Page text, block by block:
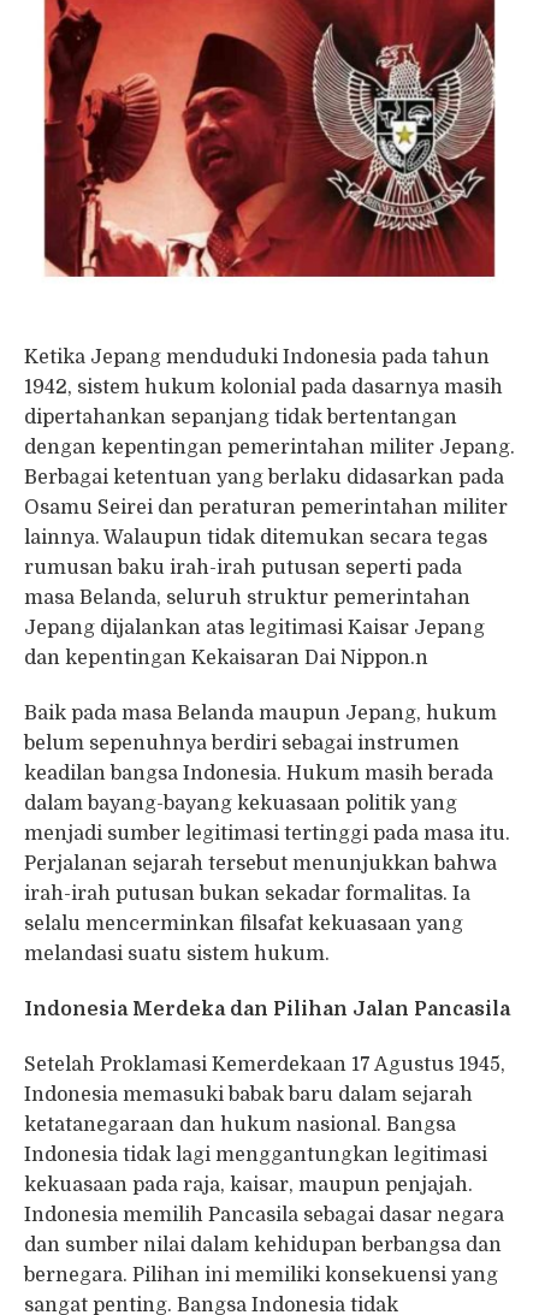
Ketika Jepang menduduki Indonesia pada tahun
1942, sistem hukum kolonial pada dasarnya masih
dipertahankan sepanjang tidak bertentangan
dengan kepentingan pemerintahan militer Jepang.
Berbagai ketentuan yang berlaku didasarkan pada
Osamu Seirei dan peraturan pemerintahan militer
lainnya. Walaupun tidak ditemukan secara tegas
rumusan baku irah-irah putusan seperti pada
masa Belanda, seluruh struktur pemerintahan
Jepang dijalankan atas legitimasi Kaisar Jepang
dan kepentingan Kekaisaran Dai Nippon.n
Baik pada masa Belanda maupun Jepang, hukum
belum sepenuhnya berdiri sebagai instrumen
keadilan bangsa Indonesia. Hukum masih berada
dalam bayang-bayang kekuasaan politik yang
menjadi sumber legitimasi tertinggi pada masa itu.
Perjalanan sejarah tersebut menunjukkan bahwa
irah-irah putusan bukan sekadar formalitas. Ia
selalu mencerminkan filsafat kekuasaan yang
melandasi suatu sistem hukum.
Indonesia Merdeka dan Pilihan Jalan Pancasila
Setelah Proklamasi Kemerdekaan 17 Agustus 1945,
Indonesia memasuki babak baru dalam sejarah
ketatanegaraan dan hukum nasional. Bangsa
Indonesia tidak lagi menggantungkan legitimasi
kekuasaan pada raja, kaisar, maupun penjajah.
Indonesia memilih Pancasila sebagai dasar negara
dan sumber nilai dalam kehidupan berbangsa dan
bernegara. Pilihan ini memiliki konsekuensi yang
sangat penting. Bangsa Indonesia tidak